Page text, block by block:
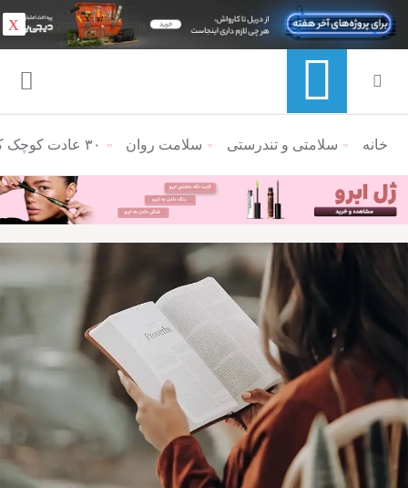
منوی ناوبری خرده نان
خانه سلامتی و تندرستی سلامت روان ۳۰ عادت کوچک که تاثیر بزرگی بر زندگی روزمره‌ی شما دارند
X